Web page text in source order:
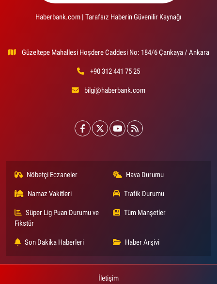
Haberbank.com | Tarafsız Haberin Güvenilir Kaynağı
Güzeltepe Mahallesi Hoşdere Caddesi No: 184/6 Çankaya / Ankara
+90 312 441 75 25
bilgi@haberbank.com
Nöbetçi Eczaneler Hava Durumu
Namaz Vakitleri Trafik Durumu
Süper Lig Puan Durumu ve
Fikstür
Tüm Manşetler
Son Dakika Haberleri Haber Arşivi
İletişim